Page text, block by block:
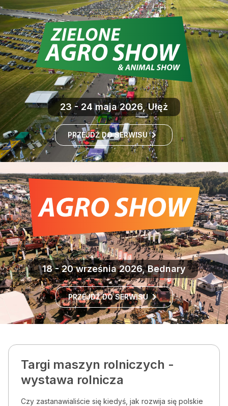
23 - 24 maja 2026, Ułęż
PRZEJDŹ DO SERWISU
18 - 20 września 2026, Bednary
PRZEJDŹ DO SERWISU
Targi maszyn rolniczych -
wystawa rolnicza
Czy zastanawialiście się kiedyś, jak rozwija się polskie